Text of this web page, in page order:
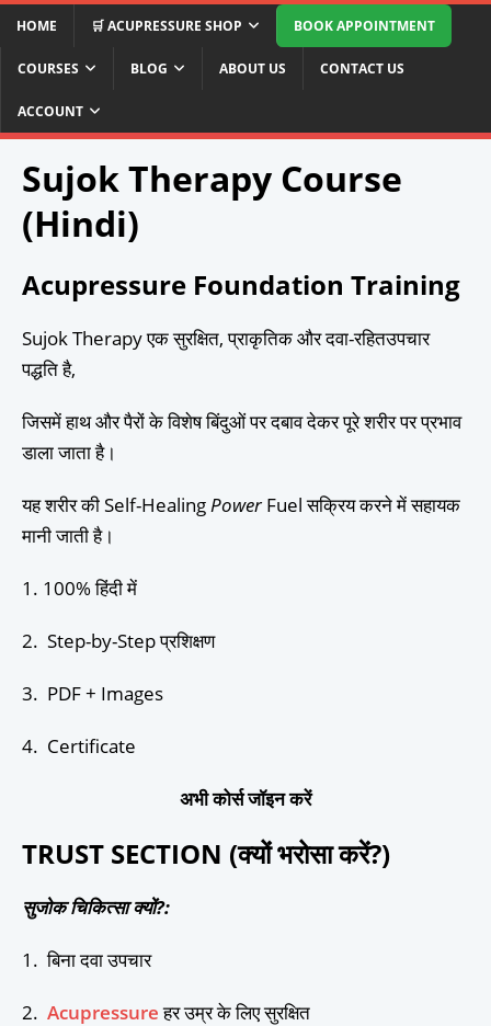
HOME 🛒 ACUPRESSURE SHOP BOOK APPOINTMENT
COURSES BLOG ABOUT US CONTACT US
ACCOUNT
Learn SUJOK Acupressure Course
| AllIn1Here
Sujok Therapy Course
(Hindi)
Acupressure Foundation Training
Sujok Therapy एक सुरक्षित, प्राकृतिक और दवा-रहितउपचार
पद्धति है,
जिसमें हाथ और पैरों के विशेष बिंदुओं पर दबाव देकर पूरे शरीर पर प्रभाव
डाला जाता है।
यह शरीर की Self-HealingPowerFuel सक्रिय करने में सहायक
मानी जाती है।
1. 100% हिंदी में
2. Step-by-Step प्रशिक्षण
3. PDF + Images
4. Certificate
अभी कोर्स जॉइन करें
TRUST SECTION (क्यों भरोसा करें?)
सुजोक चिकित्सा क्यों?:
1. बिना दवा उपचार
2. Acupressureहर उम्र के लिए सुरक्षित